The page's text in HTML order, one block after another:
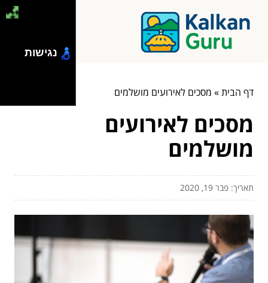
דף הבית» מסכים לאירועים מושלמים
מסכים לאירועים
מושלמים
תאריך: פבר 19, 2020
נגישות